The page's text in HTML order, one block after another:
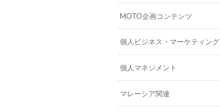
MOTO企画コンテンツ
個人ビジネス・マーケティング
個人マネジメント
マレーシア関連